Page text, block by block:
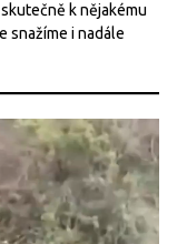
k nějakému
snažíme i nadále